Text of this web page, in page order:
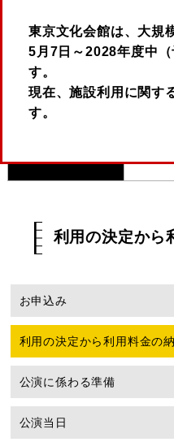
東京文化会館は、大規
5月7日～2028年度中
す。
現在、施設利用に関す
す。
利用の決定から
お申込み
利用の決定から利用料金の
公演に係わる準備
公演当日